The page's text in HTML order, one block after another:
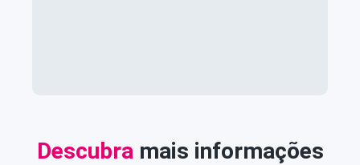
Descubra mais informações